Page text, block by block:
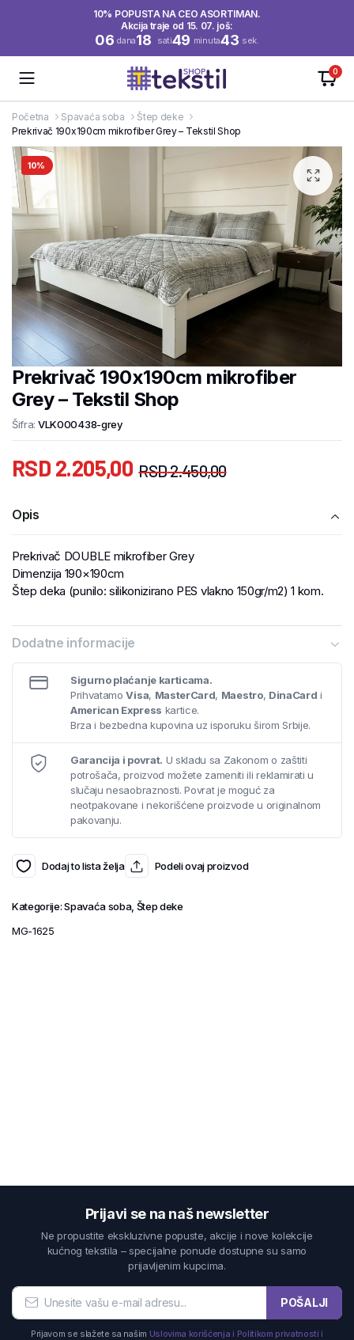
10% POPUSTA NA CEO ASORTIMAN.
Akcija traje od 15. 07. još:
06 dana18 sati49 minuta42 sek.
0
Početna Spavaća soba
Štep deke
Prekrivač 190x190cm mikrofiber Grey – Tekstil Shop
10%
Prekrivač 190x190cm mikrofiber
Grey – Tekstil Shop
Šifra: VLK000438-grey
RSD2.450,00
RSD 2.205,00
Opis
Prekrivač DOUBLE mikrofiber Grey
Dimenzija 190×190cm
Štep deka (punilo: silikonizirano PES vlakno 150gr/m2) 1 kom.
Dodatne informacije
Sigurno plaćanje karticama.
PrihvatamoVisa, MasterCard, Maestro, DinaCard i
American Express kartice.
Brza i bezbedna kupovina uz isporuku širom Srbije.
Garancija i povrat. U skladu sa Zakonom o zaštiti
potrošača, proizvod možete zameniti ili reklamirati u
slučaju nesaobraznosti. Povrat je moguć za
neotpakovane i nekorišćene proizvode u originalnom
pakovanju.
Dodaj to lista želja Podeli ovaj proizvod
Kategorije:Spavaća soba, Štep deke
MG-1625
Prijavi se na naš newsletter
Ne propustite ekskluzivne popuste, akcije i nove kolekcije
kućnog tekstila – specijalne ponude dostupne su samo
prijavljenim kupcima.
POŠALJI
Prijavom se slažete sa našim Uslovima korišćenja i Politikom privatnosti i